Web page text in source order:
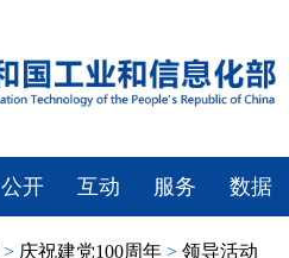
公开 互动 服务 数据
> 庆祝建党100周年 > 领导活动